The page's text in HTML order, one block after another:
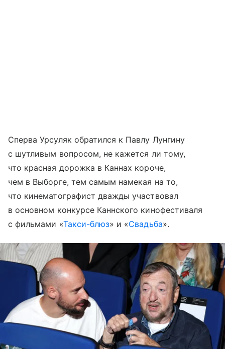
Сперва Урсуляк обратился к Павлу Лунгину
с шутливым вопросом, не кажется ли тому,
что красная дорожка в Каннах короче,
чем в Выборге, тем самым намекая на то,
что кинематографист дважды участвовал
в основном конкурсе Каннского кинофестиваля
с фильмами «Такси-блюз» и «Свадьба».